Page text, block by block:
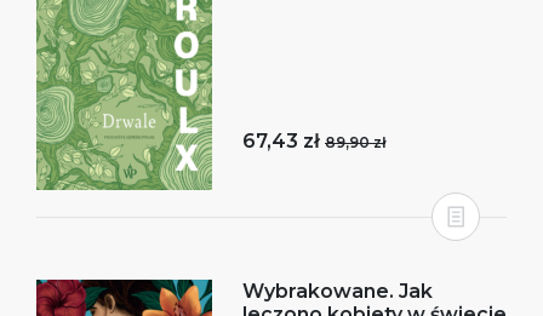
67,43 zł 89,90 zł
Wybrakowane. Jak